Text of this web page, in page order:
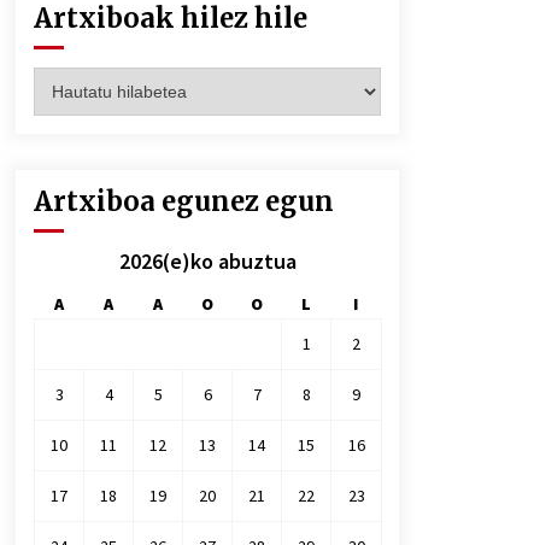
Artxiboak hilez hile
hilez
Artxiboa egunez egun
2026(e)ko abuztua
A A A O O L
I
1
2
3 4 5 6 7 8 9
10 11 12 13 14 15 16
17 18 19 20 21 22 23